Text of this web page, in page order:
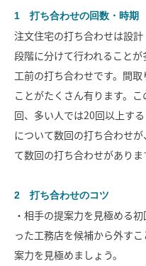
SAWAMURA
SAWAMURA不
1 打ち合わせの回数・時期
注文住宅の打ち合わせは設
段階に分けて行われること
工前の打ち合わせです。間
ことがたくさん有ります。
回、多い人では20回以上す
について数回の打ち合わせ
て数回の打ち合わせがありま
2 打ち合わせのコツ
・相手の提案力を見極める
った工務店を候補から外す
案力を見極めましょう。